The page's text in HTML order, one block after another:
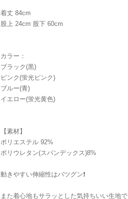
着丈 84cm
股上 24cm 股下 60cm
カラー：
ブラック(黒)
ピンク(蛍光ピンク)
ブルー(青)
イエロー(蛍光黄色)
【素材】
ポリエステル 92%
ポリウレタン(スパンデックス)8%
動きやすい伸縮性はバツグン❗️
また着心地もサラッとした気持ちいい生地で